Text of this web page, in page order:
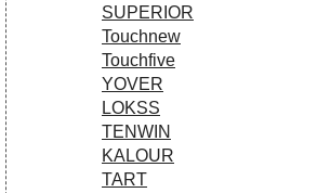
SUPERIOR
Touchnew
Touchfive
YOVER
LOKSS
TENWIN
KALOUR
TART